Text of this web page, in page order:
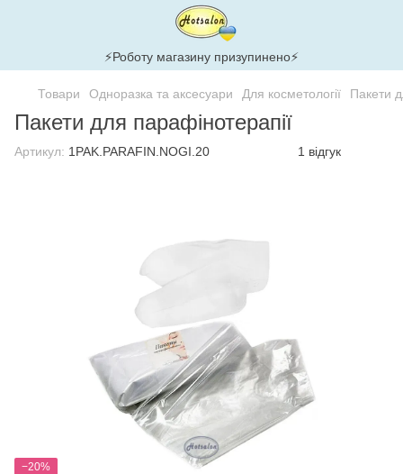
⚡Роботу магазину призупинено⚡
Товари Одноразка та аксесуари Для косметології Пакети
Пакети для парафінотерапії
Артикул: 1PAK.PARAFIN.NOGI.20 1 відгук
−20%